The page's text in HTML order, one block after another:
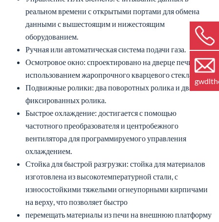
реальном времени с открытыми портами для обмена
данными с вышестоящим и нижестоящим
оборудованием.
Ручная или автоматическая система подачи газа.
Осмотровое окно: спроектировано на дверце печи с
использованием жаропрочного кварцевого стекла.
Подвижные ролики: два поворотных ролика и два
фиксированных ролика.
Быстрое охлаждение: достигается с помощью
частотного преобразователя и центробежного
вентилятора для программируемого управления
охлаждением.
Стойка для быстрой разгрузки: стойка для материалов
изготовлена из высокотемпературной стали, с
износостойкими тяжелыми огнеупорными кирпичами
на верху, что позволяет быстро
перемещать материалы из печи на внешнюю платформу